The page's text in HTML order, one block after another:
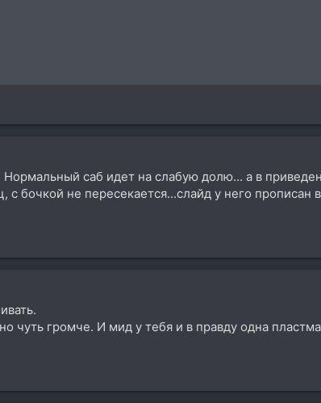
Нормальный саб идет на слабую долю... а в
с бочкой не пересекается...слайд у него
чуть громче. И мид у тебя и в правду одна